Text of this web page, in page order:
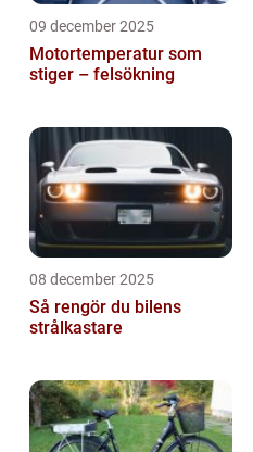
09 december 2025
Motortemperatur som
stiger – felsökning
08 december 2025
Så rengör du bilens
strålkastare